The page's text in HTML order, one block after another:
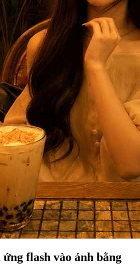
flash vào ảnh bằng